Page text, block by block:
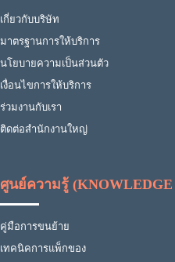
เกี่ยวกับบริษัท
มาตรฐานการให้บริการ
นโยบายความเป็นส่วนตัว
เงื่อนไขการให้บริการ
ร่วมงานกับเรา
ติดต่อสำนักงานใหญ่
ศูนย์ความรู้ (KNOWLEDGE
คู่มือการขนย้าย
เทคนิคการแพ็กของ